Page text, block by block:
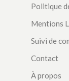
Politique
Mentions
Suivi de
Contact
À propos